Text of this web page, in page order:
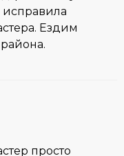
Ездим
просто